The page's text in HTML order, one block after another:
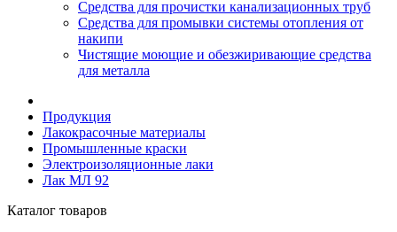
Средства для прочистки канализационных труб
Средства для промывки системы отопления от
накипи
Чистящие моющие и обезжиривающие средства
для металла
Продукция
Лакокрасочные материалы
Промышленные краски
Электроизоляционные лаки
Лак МЛ 92
Каталог товаров